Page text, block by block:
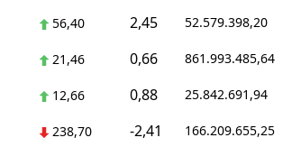
56,40 2,45 52.579.398,20
21,46 0,66 861.993.485,64
12,66 0,88 25.842.691,94
238,70 -2,41 166.209.655,25